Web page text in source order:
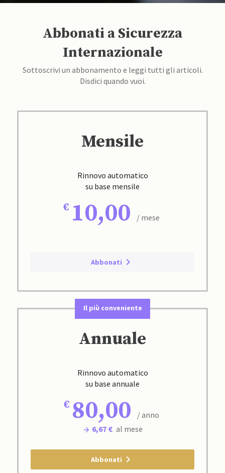
Abbonati a Sicurezza
Internazionale
Sottoscrivi un abbonamento e leggi tutti gli articoli.
Disdici quando vuoi.
Mensile
Rinnovo automatico
su base mensile
10,00 / mese
Abbonati
Il più conveniente
Annuale
Rinnovo automatico
su base annuale
80,00
/ anno
6,67 € al mese
Abbonati